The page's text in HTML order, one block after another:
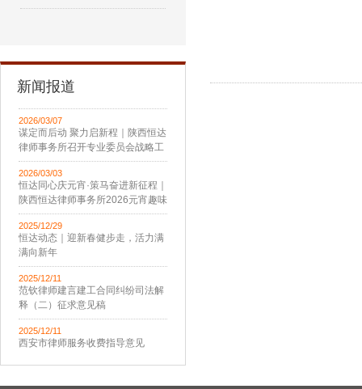
新闻报道
2026/03/07
谋定而后动 聚力启新程｜陕西恒达
律师事务所召开专业委员会战略工
作会议
2026/03/03
恒达同心庆元宵·策马奋进新征程｜
陕西恒达律师事务所2026元宵趣味
活动圆满举办
2025/12/29
恒达动态｜迎新春健步走，活力满
满向新年
2025/12/11
范钦律师建言建工合同纠纷司法解
释（二）征求意见稿
2025/12/11
西安市律师服务收费指导意见